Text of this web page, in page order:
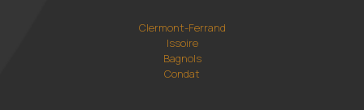
Clermont-Ferrand
Issoire
Bagnols
Condat